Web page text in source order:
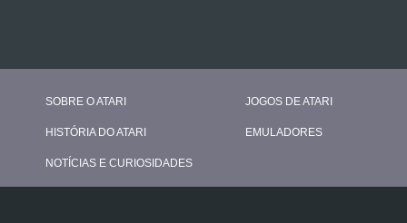
SOBRE O ATARI
HISTÓRIA DO ATARI
NOTÍCIAS E CURIOSIDADES
JOGOS DE ATARI
EMULADORES